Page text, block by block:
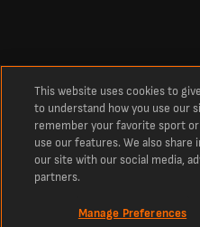
This website uses cookies to
to understand how you use our
remember your favorite sport
use our features. We also
our site with our social media,
partners.
Manage Preferences